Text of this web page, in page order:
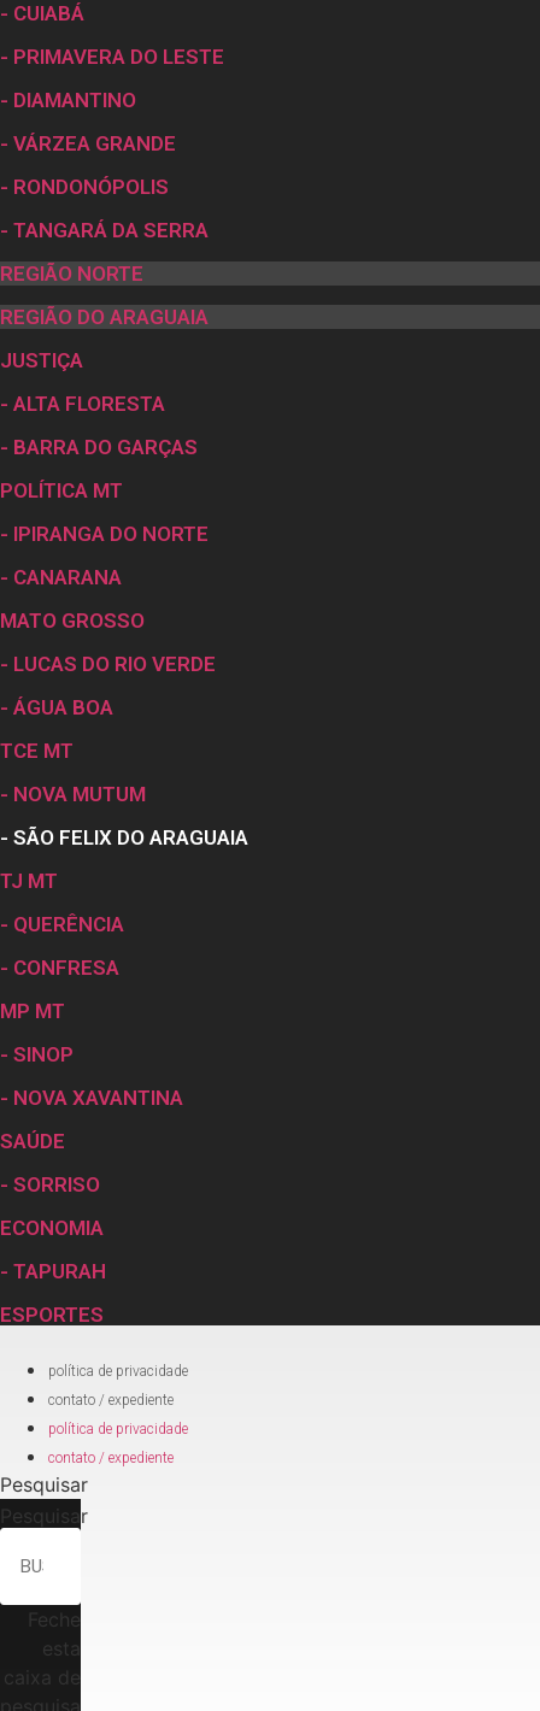
- CUIABÁ
- PRIMAVERA DO LESTE
- DIAMANTINO
- VÁRZEA GRANDE
- RONDONÓPOLIS
- TANGARÁ DA SERRA
REGIÃO NORTE
REGIÃO DO ARAGUAIA
JUSTIÇA
- ALTA FLORESTA
- BARRA DO GARÇAS
POLÍTICA MT
- IPIRANGA DO NORTE
- CANARANA
MATO GROSSO
- LUCAS DO RIO VERDE
- ÁGUA BOA
TCE MT
- NOVA MUTUM
- SÃO FELIX DO ARAGUAIA
TJ MT
- QUERÊNCIA
- CONFRESA
MP MT
- SINOP
- NOVA XAVANTINA
SAÚDE
- SORRISO
ECONOMIA
- TAPURAH
ESPORTES
política de privacidade
contato / expediente
política de privacidade
contato / expediente
Pesquisar
Pesquisar
Feche
esta
caixa de